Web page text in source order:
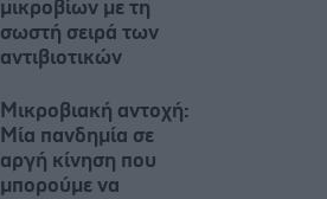
μικροβίων με τη
σωστή σειρά των
αντιβιοτικών
Μικροβιακή αντοχή:
Μία πανδημία σε
αργή κίνηση που
μπορούμε να